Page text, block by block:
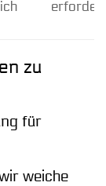
zu
für
weiche